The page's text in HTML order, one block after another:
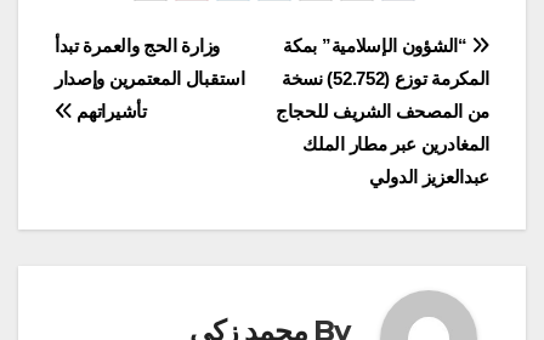
تصفّح
المقالات
وزارة الحج والعمرة تبدأ
استقبال المعتمرين وإصدار
تأشيراتهم
“الشؤون الإسلامية” بمكة
المكرمة توزع (52.752) نسخة
من المصحف الشريف للحجاج
المغادرين عبر مطار الملك
عبدالعزيز الدولي
By محمد زكى